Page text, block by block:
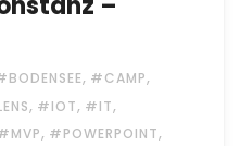
, #CAMP,
, #IOT, #IT,
, #POWERPOINT,